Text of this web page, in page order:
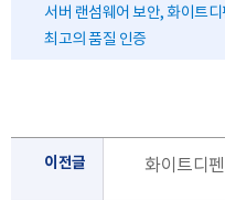
서버 랜섬웨어 보안, 화이트
최고의 품질 인증
이전글